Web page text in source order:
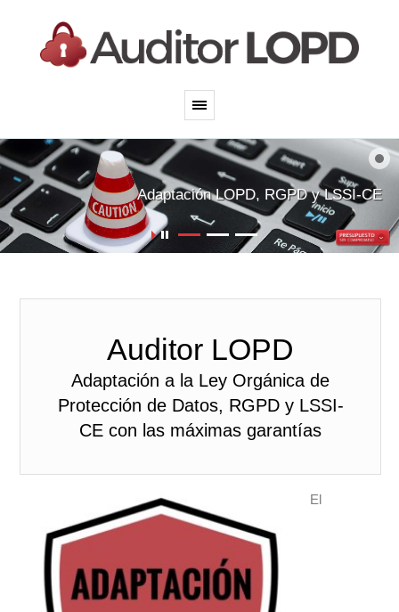
Adaptación LOPD, RGPD y LSSI-CE
Auditor LOPD
Adaptación a la Ley Orgánica de
Protección de Datos, RGPD y LSSI-
CE con las máximas garantías
El